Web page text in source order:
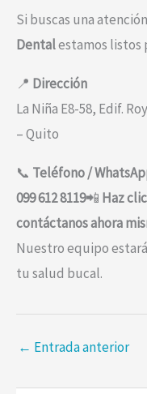
Si buscas una
Dentalestamos listos
📍 Dirección
La Niña E8-58, Edif.
– Quito
📞 Teléfono /
099 612 8119📲 Haz
contáctanos ahora
Nuestro equipo
tu salud bucal.
← Entrada anterior